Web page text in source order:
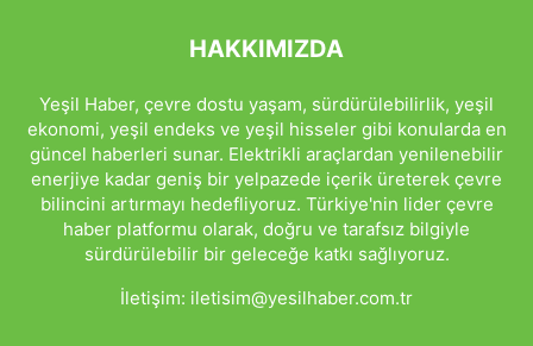
HAKKIMIZDA
Yeşil Haber, çevre dostu yaşam, sürdürülebilirlik, yeşil
ekonomi, yeşil endeks ve yeşil hisseler gibi konularda en
güncel haberleri sunar. Elektrikli araçlardan yenilenebilir
enerjiye kadar geniş bir yelpazede içerik üreterek çevre
bilincini artırmayı hedefliyoruz. Türkiye'nin lider çevre
haber platformu olarak, doğru ve tarafsız bilgiyle
sürdürülebilir bir geleceğe katkı sağlıyoruz.
İletişim: iletisim@yesilhaber.com.tr